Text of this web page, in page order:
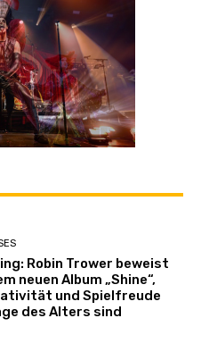
Robin Trower beweist
neuen Album „Shine“,
und Spielfreude
des Alters sind